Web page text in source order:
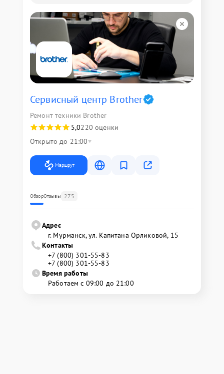
Сервисный центр Brother
Ремонт техники Brother
5,0220 оценки
Открыто до 21:00
Маршрут
ОбзорОтзывы 275
Адрес
г. Мурманск, ул. Капитана Орликовой, 15
Контакты
+7 (800) 301-55-83
+7 (800) 301-55-83
Время работы
Работаем с 09:00 до 21:00